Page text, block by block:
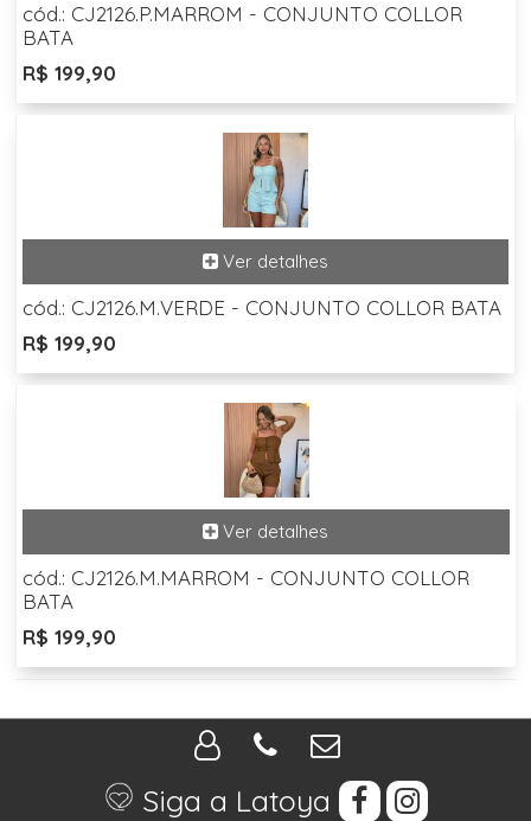
cód.: CJ2126.P.MARROM - CONJUNTO COLLOR
BATA
R$ 199,90
cód.: CJ2126.M.VERDE - CONJUNTO COLLOR BATA
R$ 199,90
cód.: CJ2126.M.MARROM - CONJUNTO COLLOR
BATA
R$ 199,90
Siga a Latoya